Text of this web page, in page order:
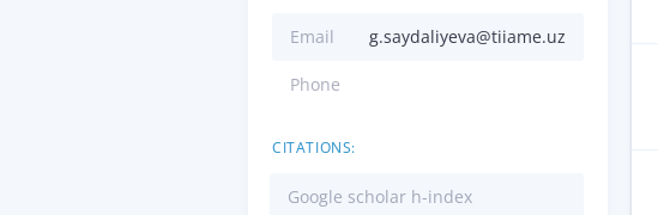
Email g.saydaliyeva@tiiame.uz
Phone
CITATIONS:
Google scholar h-index